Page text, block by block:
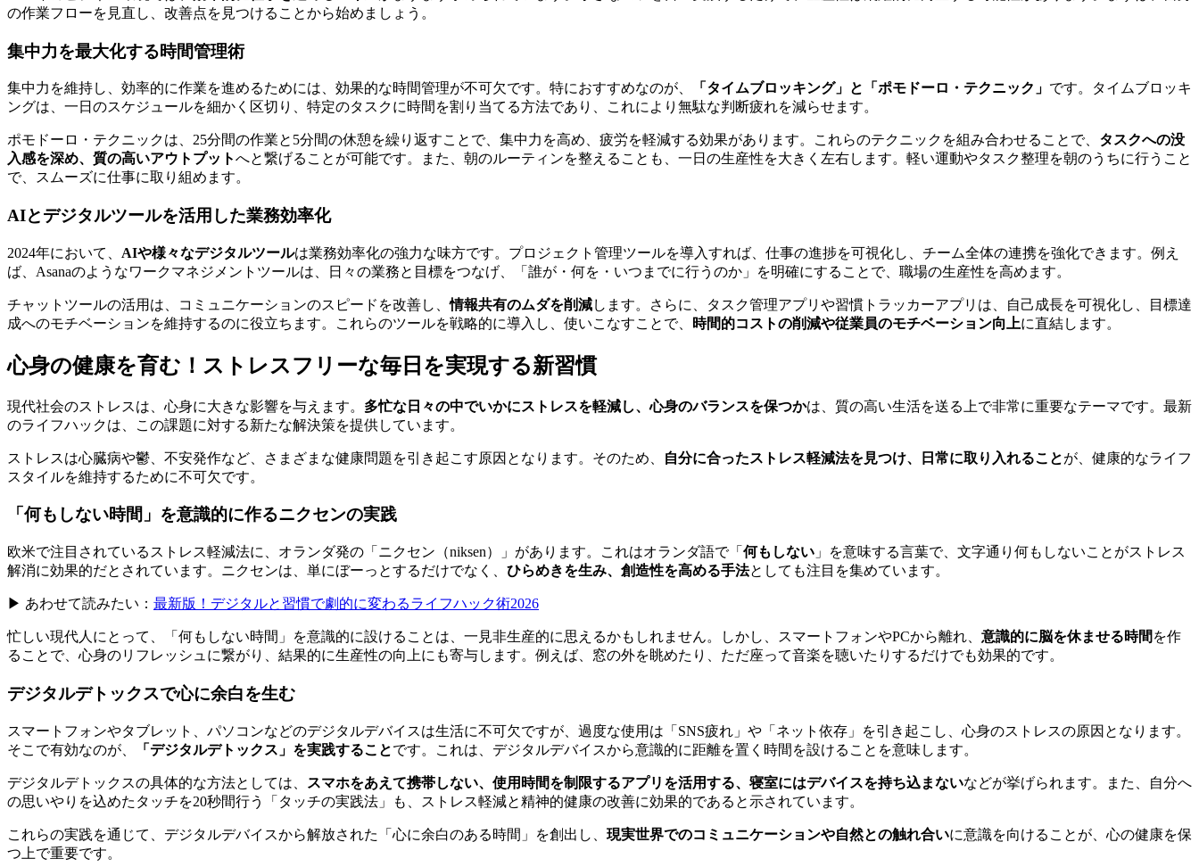
の作業フローを見直し、改善点を見つけることから始めましょう。
集中力を最大化する時間管理術
集中力を維持し、効率的に作業を進めるためには、効果的な時間管理が不可欠です。特におすすめなのが、 「タイムブロッキング」と「ポモドーロ・テクニック」 です。タイムブロッキ
ングは、一日のスケジュールを細かく区切り、特定のタスクに時間を割り当てる方法であり、これにより無駄な判断疲れを減らせます。
ポモドーロ・テクニックは、25分間の作業と5分間の休憩を繰り返すことで、集中力を高め、疲労を軽減する効果があります。これらのテクニックを組み合わせることで、 タスクへの没
入感を深め、質の高いアウトプットへと繋げることが可能です。また、朝のルーティンを整えることも、一日の生産性を大きく左右します。軽い運動やタスク整理を朝のうちに行うこと
で、スムーズに仕事に取り組めます。
AIとデジタルツールを活用した業務効率化
2024年において、 AIや様々なデジタルツールは業務効率化の強力な味方です。プロジェクト管理ツールを導入すれば、仕事の進捗を可視化し、チーム全体の連携を強化できます。例え
ば、Asanaのようなワークマネジメントツールは、日々の業務と目標をつなげ、「誰が・何を・いつまでに行うのか」を明確にすることで、職場の生産性を高めます。
チャットツールの活用は、コミュニケーションのスピードを改善し、情報共有のムダを削減します。さらに、タスク管理アプリや習慣トラッカーアプリは、自己成長を可視化し、目標達
成へのモチベーションを維持するのに役立ちます。これらのツールを戦略的に導入し、使いこなすことで、
時間的コストの削減や従業員のモチベーション向上に直結します。
心身の健康を育む！ストレスフリーな毎日を実現する新習慣
現代社会のストレスは、心身に大きな影響を与えます。 多忙な日々の中でいかにストレスを軽減し、心身のバランスを保つかは、質の高い生活を送る上で非常に重要なテーマです。最新
のライフハックは、この課題に対する新たな解決策を提供しています。
ストレスは心臓病や鬱、不安発作など、さまざまな健康問題を引き起こす原因となります。そのため、 自分に合ったストレス軽減法を見つけ、日常に取り入れることが、健康的なライフ
スタイルを維持するために不可欠です。
「何もしない時間」を意識的に作るニクセンの実践
欧米で注目されているストレス軽減法に、オランダ発の「ニクセン（niksen）」があります。これはオランダ語で「 何もしない 」を意味する言葉で、文字通り何もしないことがストレス
解消に効果的だとされています。ニクセンは、単にぼーっとするだけでなく、 ひらめきを生み、創造性を高める手法としても注目を集めています。
▶ あわせて読みたい： 最新版！デジタルと習慣で劇的に変わるライフハック術2026
忙しい現代人にとって、「何もしない時間」を意識的に設けることは、一見非生産的に思えるかもしれません。しかし、スマートフォンやPCから離れ、 意識的に脳を休ませる時間 を作
ることで、心身のリフレッシュに繋がり、結果的に生産性の向上にも寄与します。例えば、窓の外を眺めたり、ただ座って音楽を聴いたりするだけでも効果的です。
デジタルデトックスで心に余白を生む
スマートフォンやタブレット、パソコンなどのデジタルデバイスは生活に不可欠ですが、過度な使用は「SNS疲れ」や「ネット依存」を引き起こし、心身のストレスの原因となります。
そこで有効なのが、
「デジタルデトックス」を実践することです。これは、デジタルデバイスから意識的に距離を置く時間を設けることを意味します。
デジタルデトックスの具体的な方法としては、 スマホをあえて携帯しない、使用時間を制限するアプリを活用する、寝室にはデバイスを持ち込まないなどが挙げられます。また、自分へ
の思いやりを込めたタッチを20秒間行う「タッチの実践法」も、ストレス軽減と精神的健康の改善に効果的であると示されています。
これらの実践を通じて、デジタルデバイスから解放された「心に余白のある時間」を創出し、 現実世界でのコミュニケーションや自然との触れ合いに意識を向けることが、心の健康を保
つ上で重要です。